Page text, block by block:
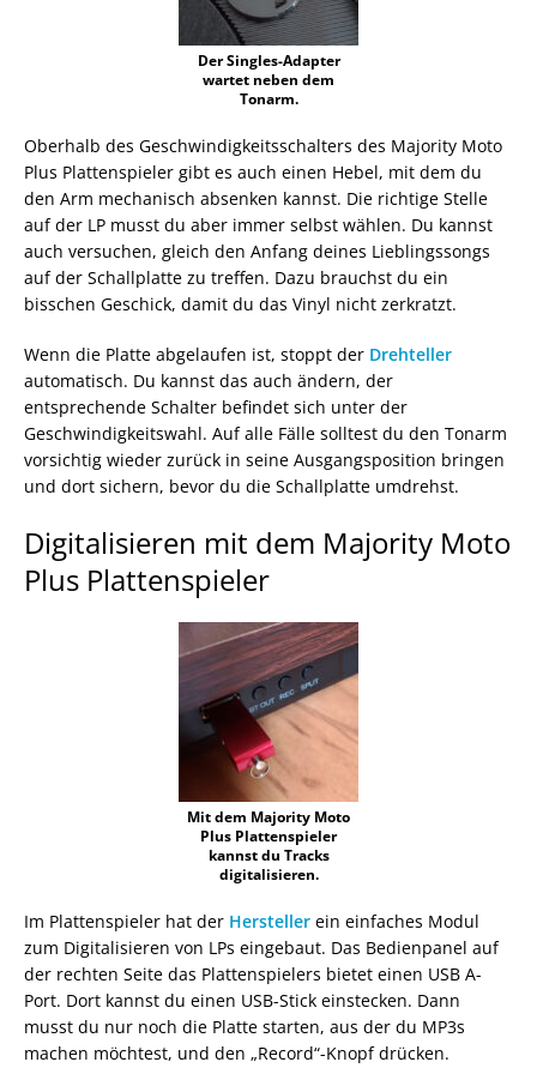
Der Singles-Adapter
wartet neben dem
Tonarm.
Oberhalb des Geschwindigkeitsschalters des Majority Moto
Plus Plattenspieler gibt es auch einen Hebel, mit dem du
den Arm mechanisch absenken kannst. Die richtige Stelle
auf der LP musst du aber immer selbst wählen. Du kannst
auch versuchen, gleich den Anfang deines Lieblingssongs
auf der Schallplatte zu treffen. Dazu brauchst du ein
bisschen Geschick, damit du das Vinyl nicht zerkratzt.
Wenn die Platte abgelaufen ist, stoppt der Drehteller
automatisch. Du kannst das auch ändern, der
entsprechende Schalter befindet sich unter der
Geschwindigkeitswahl. Auf alle Fälle solltest du den Tonarm
vorsichtig wieder zurück in seine Ausgangsposition bringen
und dort sichern, bevor du die Schallplatte umdrehst.
Digitalisieren mit dem Majority Moto
Plus Plattenspieler
Mit dem Majority Moto
Plus Plattenspieler
kannst du Tracks
digitalisieren.
Im Plattenspieler hat der Hersteller ein einfaches Modul
zum Digitalisieren von LPs eingebaut. Das Bedienpanel auf
der rechten Seite das Plattenspielers bietet einen USB A-
Port. Dort kannst du einen USB-Stick einstecken. Dann
musst du nur noch die Platte starten, aus der du MP3s
machen möchtest, und den „Record“-Knopf drücken.